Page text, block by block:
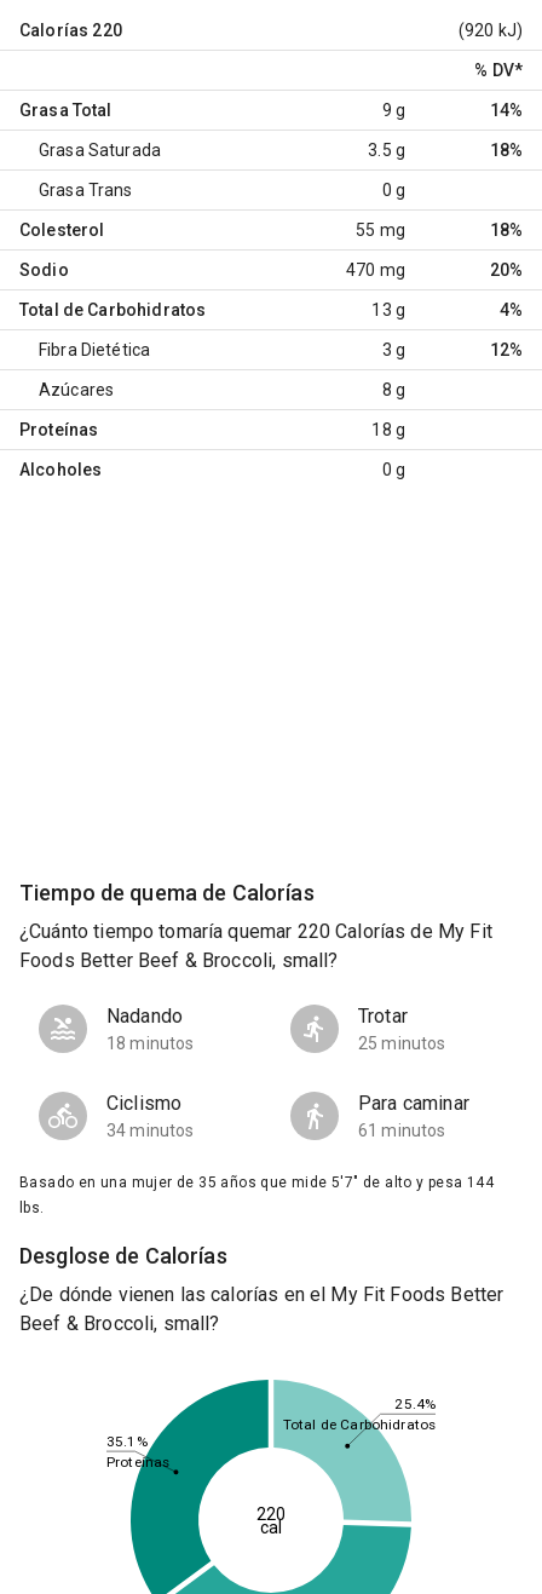
Calorías 220 (920 kJ)
% DV*
Grasa Total 9 g 14%
Grasa Saturada 3.5 g 18%
Grasa Trans 0 g
Colesterol 55 mg 18%
Sodio 470 mg 20%
Total de Carbohidratos 13 g 4%
Fibra Dietética 3 g 12%
Azúcares 8 g
Proteínas 18 g
Alcoholes 0 g
Tiempo de quema de Calorías
¿Cuánto tiempo tomaría quemar 220 Calorías de My Fit
Foods Better Beef & Broccoli, small?
Nadando
18 minutos
Trotar
25 minutos
Ciclismo
34 minutos
Para caminar
61 minutos
Basado en una mujer de 35 años que mide 5'7" de alto y pesa 144
lbs.
Desglose de Calorías
¿De dónde vienen las calorías en el My Fit Foods Better
Beef & Broccoli, small?
25.4%
35.1%
Total de Carbohidratos
Proteínas
220
cal